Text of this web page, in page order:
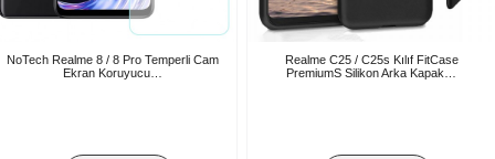
NoTech Realme 8 / 8 Pro Temperli Cam
Ekran Koruyucu…
Realme C25 / C25s Kılıf FitCase
PremiumS Silikon Arka Kapak…